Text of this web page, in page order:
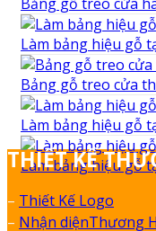
Làm bảng hiệu gỗ
Bảng gỗ treo cửa
Làm bảng hiệu gỗ
Làm bảng hiệu gỗ
THIẾT KẾ
– Thiết Kế Logo
– Nhận diệnThương